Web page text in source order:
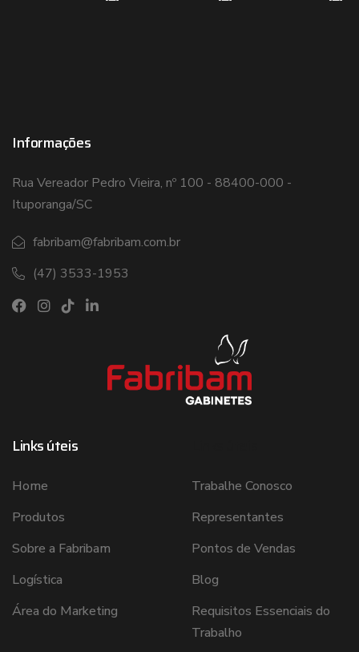
Informações
Rua Vereador Pedro Vieira, nº 100 - 88400-000 -
Ituporanga/SC
fabribam@fabribam.com.br
(47) 3533-1953
Links úteis
Home
Produtos
Sobre a Fabribam
Logística
Área do Marketing
Trabalhe Conosco
Representantes
Pontos de Vendas
Blog
Requisitos Essenciais do
Trabalho